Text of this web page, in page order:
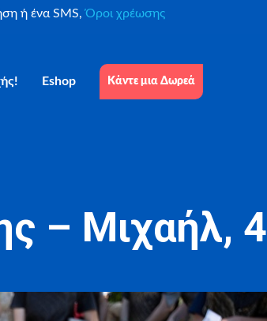
ή ένα SMS,Όροι χρέωσης
Eshop Κάντε μια Δωρεά
– Μιχαήλ, 4